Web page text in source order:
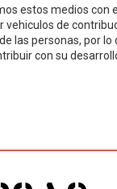
estos medios con
vehiculos de
las personas, por lo
con su